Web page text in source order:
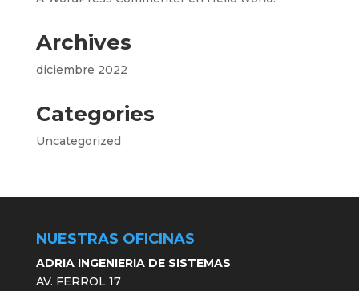
Archives
diciembre 2022
Categories
Uncategorized
NUESTRAS OFICINAS
ADRIA INGENIERIA DE SISTEMAS
AV. FERROL 17